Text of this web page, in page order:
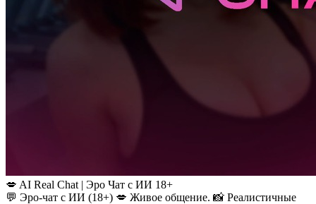
💋 AI Real Chat | Эро Чат с ИИ 18+
💬 Эро-чат с ИИ (18+) 💋 Живое общение. 📸 Реалистичные